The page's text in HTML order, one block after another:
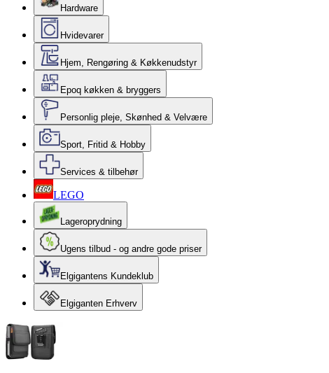
Hardware
Hvidevarer
Hjem, Rengøring & Køkkenudstyr
Epoq køkken & bryggers
Personlig pleje, Skønhed & Velvære
Sport, Fritid & Hobby
Services & tilbehør
LEGO
Lageroprydning
Ugens tilbud - og andre gode priser
Elgigantens Kundeklub
Elgiganten Erhverv